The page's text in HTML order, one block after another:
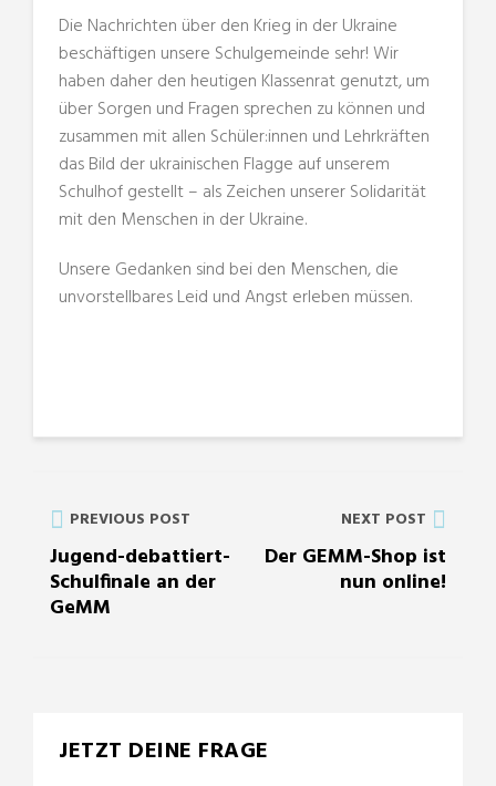
Die Nachrichten über den Krieg in der Ukraine
beschäftigen unsere Schulgemeinde sehr! Wir
haben daher den heutigen Klassenrat genutzt, um
über Sorgen und Fragen sprechen zu können und
zusammen mit allen Schüler:innen und Lehrkräften
das Bild der ukrainischen Flagge auf unserem
Schulhof gestellt – als Zeichen unserer Solidarität
mit den Menschen in der Ukraine.
Unsere Gedanken sind bei den Menschen, die
unvorstellbares Leid und Angst erleben müssen.
PREVIOUS POST
Jugend-debattiert-
Schulfinale an der
GeMM
NEXT POST
Der GEMM-Shop ist
nun online!
JETZT DEINE FRAGE